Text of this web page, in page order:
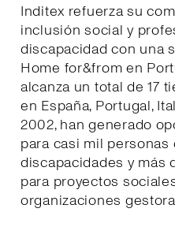
Inditex refuerza su
inclusión social y
discapacidad con una
Home for&from en
alcanza un total de 17
en España, Portugal,
2002, han generado
para casi mil
discapacidades y más
para proyectos
organizaciones